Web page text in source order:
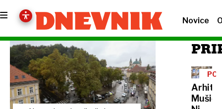
Novice
Mušič: